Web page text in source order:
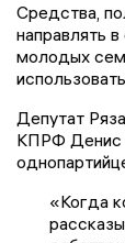
Средства,
направлять
молодых
Депутат
КПРФ Денис
«Когда